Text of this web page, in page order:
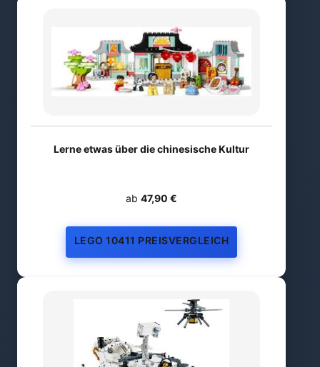
Lerne etwas über die chinesische Kultur
ab 47,90 €
LEGO 10411 PREISVERGLEICH